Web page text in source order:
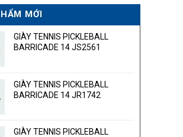
MỚI
GIÀY TENNIS PICKLEBALL
BARRICADE 14 JS2561
GIÀY TENNIS PICKLEBALL
BARRICADE 14 JR1742
GIÀY TENNIS PICKLEBALL